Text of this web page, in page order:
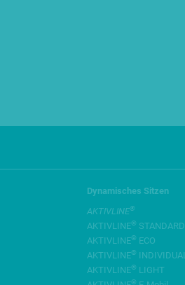
Dynamisches Sitzen
AKTIVLINE®
AKTIVLINE® STANDARD
AKTIVLINE® ECO
AKTIVLINE® INDIVIDUAL
AKTIVLINE® LIGHT
®